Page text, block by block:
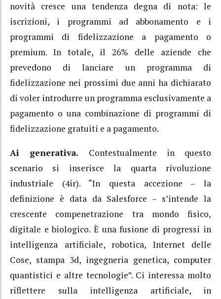
novità cresce una tendenza degna di nota: le
iscrizioni, i programmi ad abbonamento e i
programmi di fidelizzazione a pagamento o
premium. In totale, il 26% delle aziende che
prevedono di lanciare un programma di
fidelizzazione nei prossimi due anni ha dichiarato
di voler introdurre un programma esclusivamente a
pagamento o una combinazione di programmi di
fidelizzazione gratuiti e a pagamento.
Ai generativa. Contestualmente in questo
scenario si inserisce la quarta rivoluzione
industriale (4ir). “In questa accezione – la
definizione è data da Salesforce – s’intende la
crescente compenetrazione tra mondo fisico,
digitale e biologico. È una fusione di progressi in
intelligenza artificiale, robotica, Internet delle
Cose, stampa 3d, ingegneria genetica, computer
quantistici e altre tecnologie”. Ci interessa molto
riflettere sulla intelligenza artificiale, in